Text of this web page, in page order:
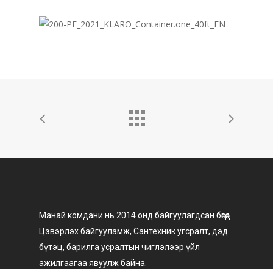
Манай комдани нь 2014 онд байгуулагдсан бөгөөд
Цэвэрлэх байгууламж, Сантехник угсралт, дэд
бүтэц, барилга усралтын чиглэлээр үйл
ажилгаагаа явуулж байна.